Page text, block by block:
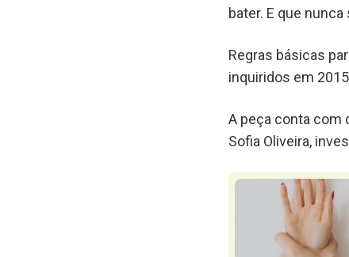
bater. E que
Regras básicas
inquiridos em
A peça conta com
Sofia Oliveira,